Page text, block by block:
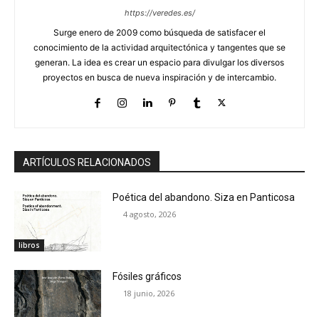
https://veredes.es/
Surge enero de 2009 como búsqueda de satisfacer el
conocimiento de la actividad arquitectónica y tangentes que se
generan. La idea es crear un espacio para divulgar los diversos
proyectos en busca de nueva inspiración y de intercambio.
ARTÍCULOS RELACIONADOS
libros
Poética del abandono. Siza en Panticosa
4 agosto, 2026
Fósiles gráficos
18 junio, 2026